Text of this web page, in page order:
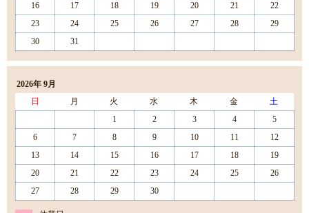
16
17 18 19 20 21
22
23
24 25 26 27 28
29
30
31
2026年 9月
日
月 火 水 木 金
土
1
2 3 4
5
6
7 8 9 10 11
12
13
14 15 16 17 18
19
20
21 22 23 24 25
26
27
28 29 30